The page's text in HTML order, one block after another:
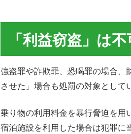
「利益窃盗」は
強盗罪や詐欺罪、恐喝罪の場合
させた」場合も処罰の対象として
乗り物の利用料金を暴行脅迫を用
宿泊施設を利用した場合は犯罪に